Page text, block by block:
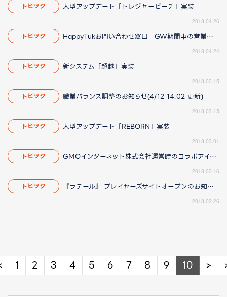
トピック 大型アップデート「トレジャービーチ」実装
2018.04.26
トピック HappyTukお問い合わせ窓口 GW期間中の営業についてのお知らせ
2018.04.24
トピック 新システム「超越」実装
2018.03.15
トピック 職業バランス調整のお知らせ(4/12 14:02 更新)
2018.03.15
トピック 大型アップデート「REBORN」実装
2018.03.01
トピック GMOインターネット株式会社運営時のコラボアイテムについて(3/16 16:45更新)
2018.03.16
トピック 『ラテール』 プレイヤーズサイトオープンのお知らせ
2018.02.26
Previous
1 2 3 4 5 6 7 8 9 10 >